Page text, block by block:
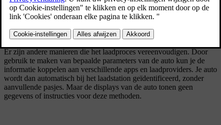
Het aantal laadstations dat Plug & Charge ondersteunt is beperkt en
het kan zijn dat niet alle laadtypes worden ondersteund. Als het
laadstation Plug & Charge niet ondersteunt, moet je je identiteit bij
de lader verifiëren.
Er zijn andere manieren die het laadproces vereenvoudigen. Door
gebruik te maken van bepaalde parameters van de auto kun je de
informatie koppelen aan verschillende apps en laadproviders. Je auto
wordt dan automatisch bij het laadstation geïdentificeerd, zonder
aanvullende pasjes. Maar de displays van de auto tonen geen
gegevens of instructies voor deze methoden.